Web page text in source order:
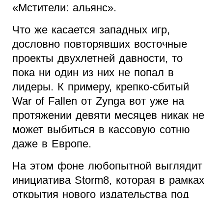
«Мстители: альянс».
Что же касается западных игр,
дословно повторявших восточные
проекты двухлетней давности, то
пока ни один из них не попал в
лидеры. К примеру, крепко-сбитый
War of Fallen от Zynga вот уже на
протяжении девяти месяцев никак не
может выбиться в кассовую сотню
даже в Европе.
На этом фоне любопытной выглядит
инициатива Storm8, которая в рамках
открытия нового издательства под